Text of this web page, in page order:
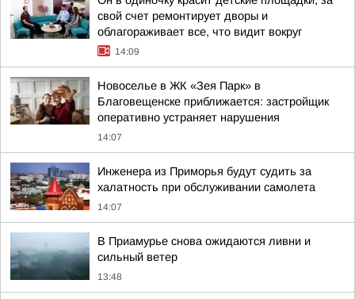
свой счет ремонтирует дворы и
облагораживает все, что видит вокруг
14:09
Новоселье в ЖК «Зея Парк» в
Благовещенске приближается: застройщик
оперативно устраняет нарушения
14:07
Инженера из Приморья будут судить за
халатность при обслуживании самолета
14:07
В Приамурье снова ожидаются ливни и
сильный ветер
13:48